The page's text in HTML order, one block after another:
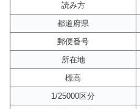
読み方
都道府県
郵便番号
所在地
標高
1/25000区分